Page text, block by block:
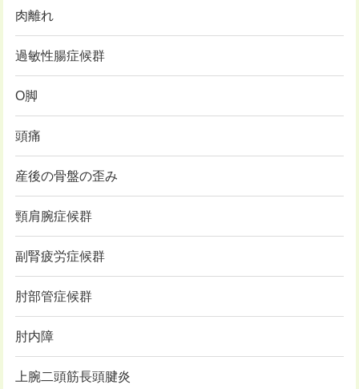
肉離れ
過敏性腸症候群
O脚
頭痛
産後の骨盤の歪み
頸肩腕症候群
副腎疲労症候群
肘部管症候群
肘内障
上腕二頭筋長頭腱炎